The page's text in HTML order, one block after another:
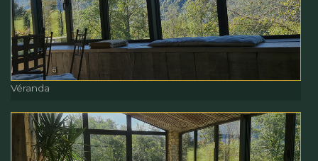
Véranda
Véranda